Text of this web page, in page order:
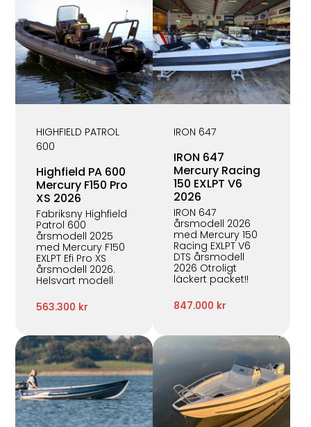
HIGHFIELD PATROL
600
Highfield PA 600
Mercury F150 Pro
XS 2026
Fabriksny Highfield
Patrol 600
årsmodell 2025
med Mercury F150
EXLPT Efi Pro XS
årsmodell 2026.
Helsvart modell
563.300 kr
IRON 647
IRON 647
Mercury Racing
150 EXLPT V6
2026
IRON 647
årsmodell 2026
med Mercury 150
Racing EXLPT V6
DTS årsmodell
2026 Otroligt
läckert packet!!
847.000 kr